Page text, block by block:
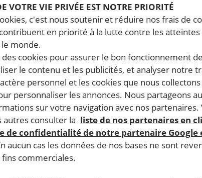
VOTRE VIE PRIVÉE EST NOTRE PRIORITÉ
c'est nous soutenir et réduire nos frais de
en priorité à la lutte contre les
monde.
des cookies pour assurer le bon fonctionnement
le contenu et les publicités, et analyser notre
personnel et les cookies que nous
personnaliser les annonces. Nous partageons
sur votre navigation avec nos partenaires.
autres consulter la liste de nos partenaires en
de confidentialité de notre partenaire Google
aucun cas les données de nos bases ne sont
fins commerciales.